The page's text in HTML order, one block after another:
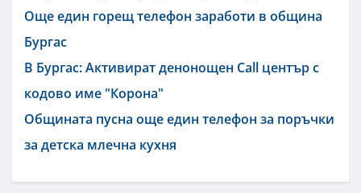
Още един горещ телефон заработи в община
Бургас
В Бургас: Активират денонощен Call център с
кодово име "Корона"
Общината пусна още един телефон за поръчки
за детска млечна кухня